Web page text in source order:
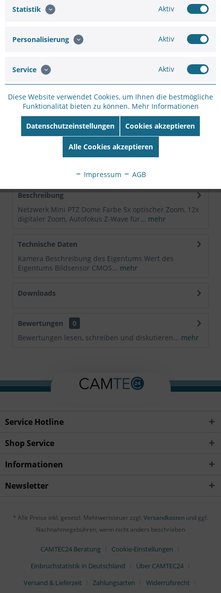
Warenkorb
Merken Bewerten
Artikel-Nr.:
WH23B78D8
Hersteller:
AXIS
Hersteller Artikel-
02347-002
7331021076198
Beschreibung
Netzwerk Mini PTZ Dome Farbe 5x optischer Zoom, 12x
digitaler Zoom, Autofokus Z-Wave für... mehr
Technische Daten
Kamera Beschreibung des Eigentums Wert des
Eigentums Bildsensor CMOS... mehr
Downloads
Bewertungen
0
Bewertungen lesen, schreiben und diskutieren... mehr
Service Hotline
Shop Service
Informationen
Newsletter
* Alle Preise inkl. gesetzl. Mehrwertsteuer zzgl. Versandkosten und ggf.
Nachnahmegebühren, wenn nicht anders beschrieben
CAMTEC24 Beratung
Cookie-Einstellungen
Einbruchstatistik in Deutschland
Über CAMTEC24
Versand & Lieferzeit
Zahlungsarten Widerrufsrecht
Statistik Aktiv
Personalisierung Aktiv
Service Aktiv
Diese Website verwendet Cookies, um Ihnen die bestmögliche
Funktionalität bieten zu können. Mehr Informationen
Datenschutzeinstellungen Cookies akzeptieren
Alle Cookies akzeptieren
Impressum AGB